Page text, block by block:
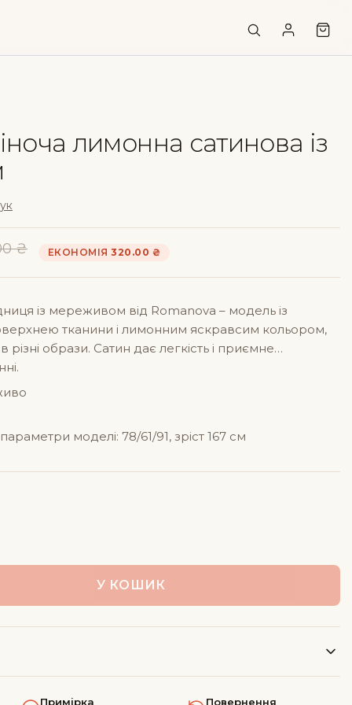
лимонна сатинова із
₴ ЕКОНОМІЯ320.00 ₴
із мереживом від Romanova – модель із
тканини і лимонним яскравсим кольором,
різні образи. Сатин дає легкість і приємне
моделі: 78/61/91, зріст 167 см
У КОШИК
Примірка Повернення